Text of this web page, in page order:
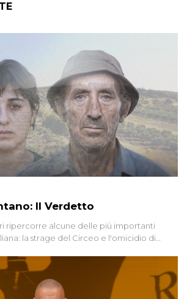
Il Verdetto
ripercorre alcune delle più importanti
la strage del Circeo e l'omicidio di